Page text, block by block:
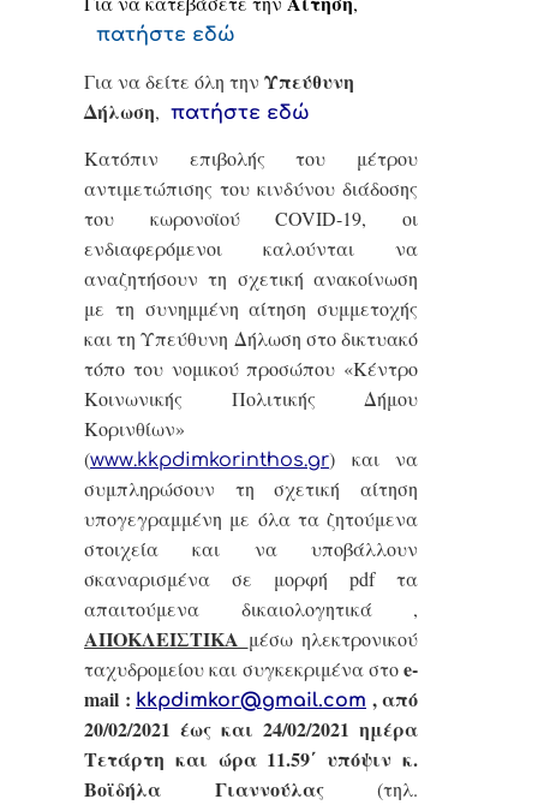
πατήστε εδώ
Για να δείτε όλη την Υπεύθυνη
Δήλωση, πατήστε εδώ
Κατόπιν επιβολής του μέτρου
αντιμετώπισης του κινδύνου διάδοσης
του κωρονοϊούCOVID-19, οι
ενδιαφερόμενοι καλούνται να
αναζητήσουν τη σχετική ανακοίνωση
με τη συνημμένη αίτηση συμμετοχής
και τη Υπεύθυνη Δήλωση στο δικτυακό
τόπο του νομικού προσώπου «Κέντρο
Κοινωνικής Πολιτικής Δήμου
Κορινθίων»
(www.kkpdimkorinthos.gr) και να
συμπληρώσουν τη σχετική αίτηση
υπογεγραμμένη με όλα τα ζητούμενα
στοιχεία και να υποβάλλουν
σκαναρισμένα σε μορφή pdfτα
απαιτούμενα δικαιολογητικά ,
ΑΠΟΚΛΕΙΣΤΙΚΑ μέσω ηλεκτρονικού
ταχυδρομείου και συγκεκριμένα στοe-
mail : kkpdimkor@gmail.com , από
20/02/2021 έως και 24/02/2021 ημέρα
Τετάρτη και ώρα 11.59΄ υπόψιν κ.
Βοϊδήλα Γιαννούλας (τηλ.